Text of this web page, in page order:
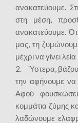
ανακατεύουμε.
στη μέση,
ανακατεύουμε.
μας, τη
μέχρι να γίνει
2. Ύστερα,
την αφήνουμε να
Αφού
κομμάτια ζύμης
λαδώνουμε